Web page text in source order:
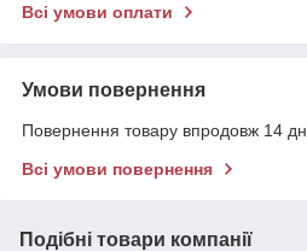
Всі умови оплати
Умови повернення
Повернення товару впродовж 14
Всі умови повернення
Подібні товари компанії